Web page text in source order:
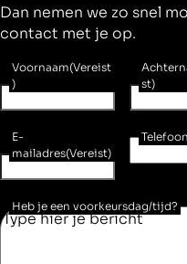
Dan nemen we zo snel
contact met je op.
Voornaam(Vereist
)
st)
E-
mailadres(Vereist)
Telefoon
Heb je een voorkeursdag/tijd?